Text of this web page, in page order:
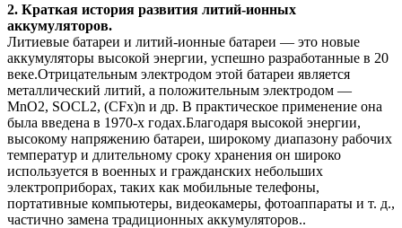
2. Краткая история развития литий-ионных
аккумуляторов.
Литиевые батареи и литий-ионные батареи — это новые
аккумуляторы высокой энергии, успешно разработанные в 20
веке.Отрицательным электродом этой батареи является
металлический литий, а положительным электродом —
MnO2, SOCL2, (CFx)n и др. В практическое применение она
была введена в 1970-х годах.Благодаря высокой энергии,
высокому напряжению батареи, широкому диапазону рабочих
температур и длительному сроку хранения он широко
используется в военных и гражданских небольших
электроприборах, таких как мобильные телефоны,
портативные компьютеры, видеокамеры, фотоаппараты и т. д.,
частично замена традиционных аккумуляторов..